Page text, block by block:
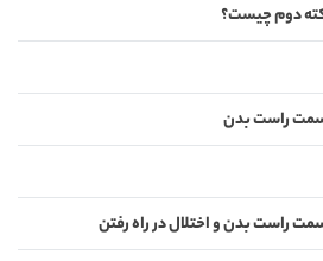
دوم چیست؟
راست بدن
راست بدن و اختلال در راه رفتن